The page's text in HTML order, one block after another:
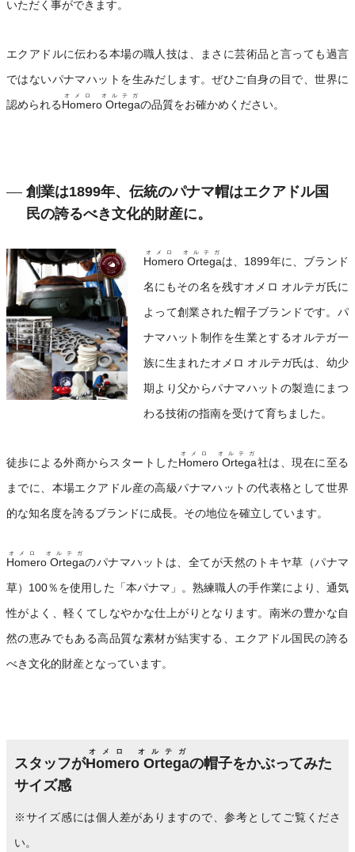
いただく事ができます。
エクアドルに伝わる本場の職人技は、まさに芸術品と言っても過言
ではないパナマハットを生みだします。ぜひご自身の目で、世界に
認められるHomero Ortega
オメロ オルテガ
の品質をお確かめください。
創業は1899年、伝統のパナマ帽はエクアドル国
民の誇るべき文化的財産に。
Homero Ortega
オメロ オルテガ
は、1899年に、ブランド
名にもその名を残すオメロ オルテガ氏に
よって創業された帽子ブランドです。パ
ナマハット制作を生業とするオルテガ一
族に生まれたオメロ オルテガ氏は、幼少
期より父からパナマハットの製造にまつ
わる技術の指南を受けて育ちました。
徒歩による外商からスタートしたHomero Ortega
オメロ オルテガ
社は、現在に至る
までに、本場エクアドル産の高級パナマハットの代表格として世界
的な知名度を誇るブランドに成長。その地位を確立しています。
Homero Ortega
オメロ オルテガ
のパナマハットは、全てが天然のトキヤ草（パナマ
草）100％を使用した「本パナマ」。熟練職人の手作業により、通気
性がよく、軽くてしなやかな仕上がりとなります。南米の豊かな自
然の恵みでもある高品質な素材が結実する、エクアドル国民の誇る
べき文化的財産となっています。
スタッフがHomero Ortega
オメロ オルテガ
の帽子をかぶってみた
サイズ感
※サイズ感には個人差がありますので、参考としてご覧くださ
い。